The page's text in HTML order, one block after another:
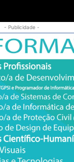
- Publicidade -